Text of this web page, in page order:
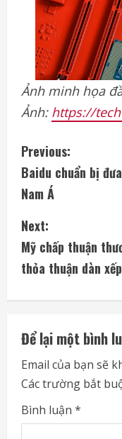
Ảnh minh họa
Ảnh: https://
C
o
n
t
i
n
u
e
R
e
Previous:
Baidu chuẩn bị
Nam Á
Next:
Mỹ chấp thuận
thỏa thuận dàn xếp
Để lại một bình
Email của bạn sẽ
Các trường bắt
Bình luận *